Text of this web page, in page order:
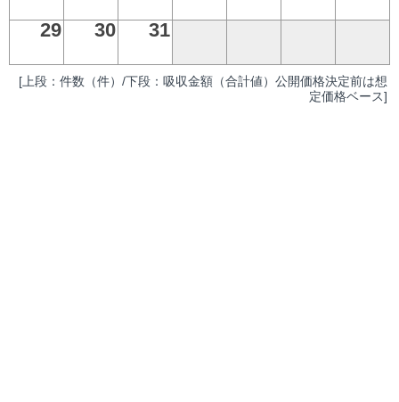
29
30 31
[上段：件数（件）/下段：吸収金額（合計値）公開価格決定前は想
定価格ベース]